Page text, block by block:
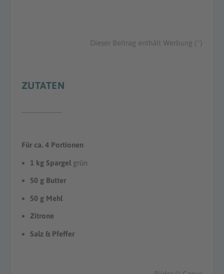
Dieser Beitrag enthält Werbung (*)
ZUTATEN
Für ca. 4 Portionen
1 kg Spargelgrün
50 g Butter
50 g Mehl
Zitrone
Salz & Pfeffer